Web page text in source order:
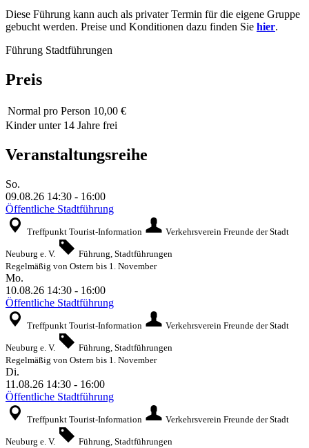
Diese Führung kann auch als privater Termin für die eigene Gruppe
gebucht werden. Preise und Konditionen dazu finden Sie hier.
Führung Stadtführungen
Preis
Normal pro Person 10,00 €
Kinder unter 14 Jahre frei
Veranstaltungsreihe
So.
09.08.26 14:30 - 16:00
Öffentliche Stadtführung
Treffpunkt Tourist-Information Verkehrsverein Freunde der Stadt
Neuburg e. V.
Führung, Stadtführungen
Regelmäßig von Ostern bis 1. November
Mo.
10.08.26 14:30 - 16:00
Öffentliche Stadtführung
Treffpunkt Tourist-Information Verkehrsverein Freunde der Stadt
Neuburg e. V.
Führung, Stadtführungen
Regelmäßig von Ostern bis 1. November
Di.
11.08.26 14:30 - 16:00
Öffentliche Stadtführung
Treffpunkt Tourist-Information Verkehrsverein Freunde der Stadt
Neuburg e. V.
Führung, Stadtführungen